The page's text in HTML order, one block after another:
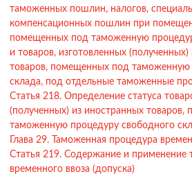
таможенных пошлин, налогов,
компенсационных пошлин при
помещенных под таможенную
и товаров, изготовленных
товаров, помещенных под таможенную
склада, под отдельные таможенные
Статья 218. Определение статуса
(полученных) из иностранных
таможенную процедуру свободного
Глава 29. Таможенная процедура
Статья 219. Содержание и
временного ввоза (допуска)